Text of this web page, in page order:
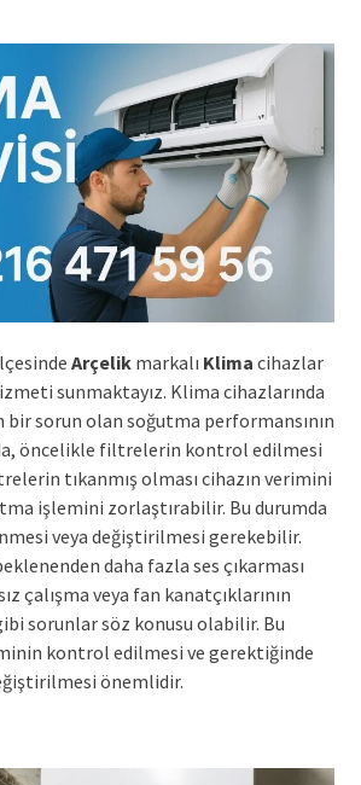
Arçelikmarkalı Klima cihazlar
sunmaktayız. Klima cihazlarında
bir sorun olan soğutma performansının
öncelikle filtrelerin kontrol edilmesi
tıkanmış olması cihazın verimini
işlemini zorlaştırabilir. Bu durumda
veya değiştirilmesi gerekebilir.
daha fazla ses çıkarması
çalışma veya fan kanatçıklarının
sorunlar söz konusu olabilir. Bu
kontrol edilmesi ve gerektiğinde
önemlidir.